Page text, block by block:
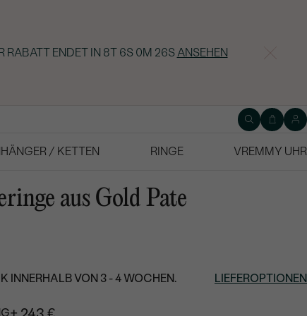
RABATT ENDET IN 8T 6S 0M 25S ANSEHEN
/ KETTEN RINGE
VREMMY UHR
aus Gold Pate
INNERHALB VON 3 - 4 WOCHEN. LIEFEROPTIONEN